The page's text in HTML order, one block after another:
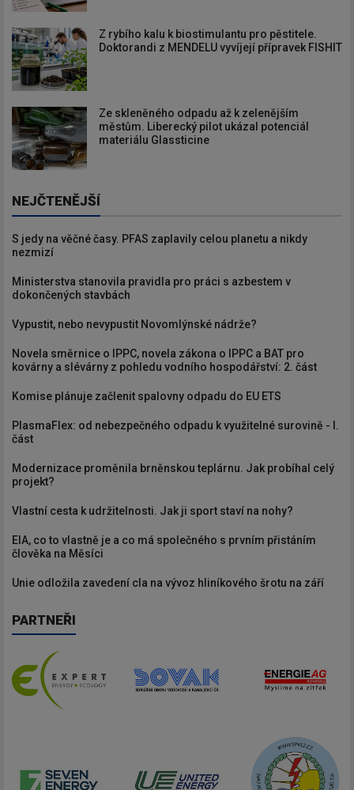
Z rybího kalu k biostimulantu pro pěstitele.
Doktorandi z MENDELU vyvíjejí přípravek FISHIT
Ze skleněného odpadu až k zelenějším
městům. Liberecký pilot ukázal potenciál
materiálu Glassticine
NEJČTENĚJŠÍ
S jedy na věčné časy. PFAS zaplavily celou planetu a nikdy
nezmizí
Ministerstva stanovila pravidla pro práci s azbestem v
dokončených stavbách
Vypustit, nebo nevypustit Novomlýnské nádrže?
Novela směrnice o IPPC, novela zákona o IPPC a BAT pro
kovárny a slévárny z pohledu vodního hospodářství: 2. část
Komise plánuje začlenit spalovny odpadu do EU ETS
PlasmaFlex: od nebezpečného odpadu k využitelné surovině - I.
část
Modernizace proměnila brněnskou teplárnu. Jak probíhal celý
projekt?
Vlastní cesta k udržitelnosti. Jak ji sport staví na nohy?
EIA, co to vlastně je a co má společného s prvním přistáním
člověka na Měsíci
Unie odložila zavedení cla na vývoz hliníkového šrotu na září
PARTNEŘI